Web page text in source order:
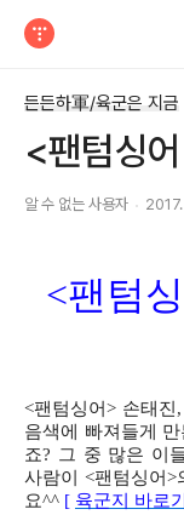
든든하軍/육군은 지금
<팬텀싱
알 수 없는 사용자
<팬텀
<팬텀싱어> 손태진
음색에 빠져들게
죠? 그 중 많은 이
사람이 <팬텀싱어>
요^^ [ 육군지 바로